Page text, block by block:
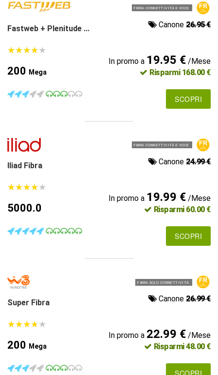
FIBRA CONNETTIVITÀ E VOCE
Fastweb + Plenitude ... Canone26.95 €
★★★★★
★★★★★
200 Mega
In promo a 19.95 €/Mese
Risparmi 168.00 €
SCOPRI
FIBRA CONNETTIVITÀ E VOCE
Iliad Fibra Canone24.99 €
★★★★★
★★★★★
5000.0
In promo a 19.99 €/Mese
Risparmi 60.00 €
SCOPRI
FIBRA SOLO CONNETTIVITÀ
Super Fibra Canone26.99 €
★★★★★
★★★★★
200 Mega
In promo a 22.99 €/Mese
Risparmi 48.00 €